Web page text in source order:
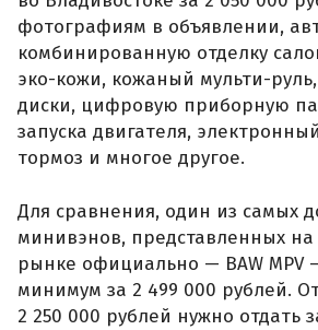
фотографиям в объявлении,
комбинированную отделку
эко-кожи, кожаный мульти-
диски, цифровую приборную
запуска двигателя,
тормоз и многое другое.
Для сравнения, один из самых
минивэнов, представленных на
рынке официально — BAW MPV
минимум за 2 499 000 рублей.
2 250 000 рублей нужно отдать